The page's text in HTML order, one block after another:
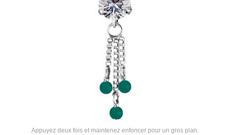
Appuyez deux fois et maintenez enfoncer pour un gros plan.